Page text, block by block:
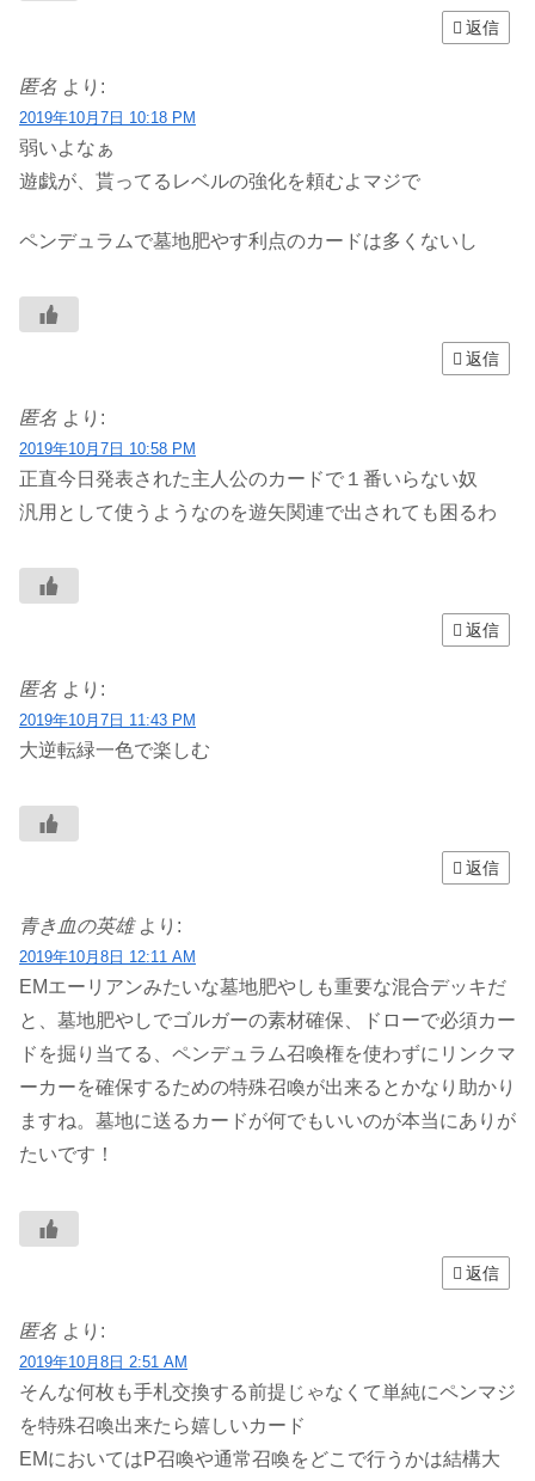
返信
匿名 より:
2019年10月7日 10:18 PM
弱いよなぁ
遊戯が、貰ってるレベルの強化を頼むよマジで
ペンデュラムで墓地肥やす利点のカードは多くないし
返信
匿名 より:
2019年10月7日 10:58 PM
正直今日発表された主人公のカードで１番いらない奴
汎用として使うようなのを遊矢関連で出されても困るわ
返信
匿名 より:
2019年10月7日 11:43 PM
大逆転緑一色で楽しむ
返信
青き血の英雄 より:
2019年10月8日 12:11 AM
EMエーリアンみたいな墓地肥やしも重要な混合デッキだ
と、墓地肥やしでゴルガーの素材確保、ドローで必須カー
ドを掘り当てる、ペンデュラム召喚権を使わずにリンクマ
ーカーを確保するための特殊召喚が出来るとかなり助かり
ますね。墓地に送るカードが何でもいいのが本当にありが
たいです！
返信
匿名 より:
2019年10月8日 2:51 AM
そんな何枚も手札交換する前提じゃなくて単純にペンマジ
を特殊召喚出来たら嬉しいカード
EMにおいてはP召喚や通常召喚をどこで行うかは結構大